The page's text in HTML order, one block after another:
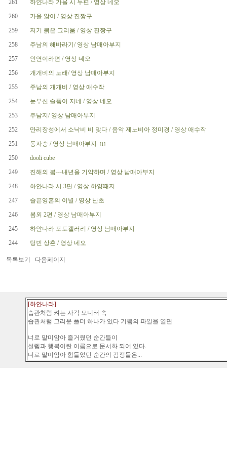
261
하얀나라 가을 시 두편 / 영상 네오
260
가을 앓이 / 영상 진짱구
259
저기 붉은 그리움 / 영상 진짱구
258
주남의 해바라기/ 영상 남매아부지
257
인연이라면 / 영상 네오
256
개개비의 노래/ 영상 남매아부지
255
주남의 개개비 / 영상 애수작
254
눈부신 슬픔이 지네 / 영상 네오
253
주남지/ 영상 남매아부지
252
만리장성에서 소낙비 비 맞다 / 음악 제노비아 정미경 / 영상 애수작
251
동자승 / 영상 남매아부지 [1]
250
dooli cube
249
진해의 봄---내년을 기약하며 / 영상 남매아부지
248
하얀나라 시 3편 / 영상 하양때지
247
슬픈영혼의 이별 / 영상 난초
246
봄외 2편 / 영상 남매아부지
245
하얀나라 포토갤러리 / 영상 남매아부지
244
텅빈 상흔 / 영상 네오
목록보기 다음페이지
[하얀나라]
습관처럼 켜는 사각 모니터 속
습관처럼 그리운 폴더 하나가 있다 기쁨의 파일을 열면
너로 말미암아 즐거웠던 순간들이
설렘과 행복이란 이름으로 문서화 되어 있다.
너로 말미암아 힘들었던 순간의 감정들은...